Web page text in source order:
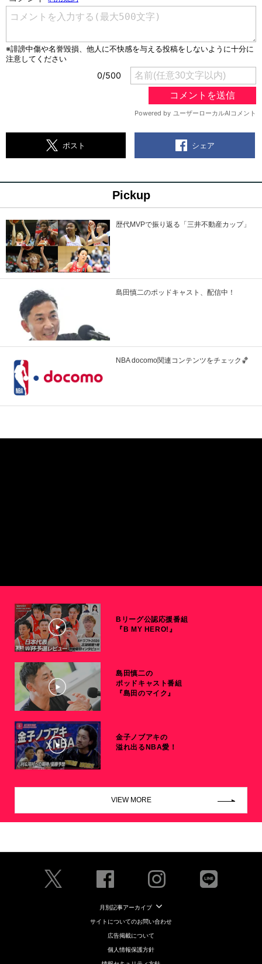
ポスト シェア
Pickup
歴代MVPで振り返る「三井不動産カップ」
島田慎二のポッドキャスト、配信中！
NBA docomo関連コンテンツをチェック🏀
Bリーグ公認応援番組
『B MY HERO!』
島田慎二の
ポッドキャスト番組
『島田のマイク』
金子ノブアキの
溢れ出るNBA愛！
VIEW MORE
月別記事アーカイブ
サイトについてのお問い合わせ
広告掲載について
個人情報保護方針